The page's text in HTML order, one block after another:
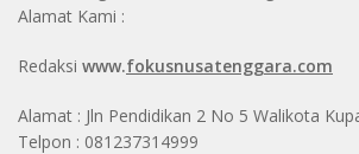
Alamat Kami :
Redaksi www.fokusnusatenggara.com
Alamat : Jln Pendidikan 2 No 5 Walikota
Telpon : 081237314999